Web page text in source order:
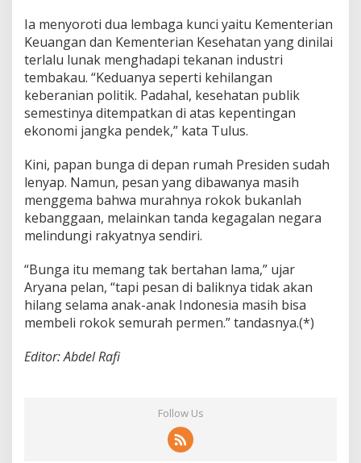
Ia menyoroti dua lembaga kunci yaitu Kementerian
Keuangan dan Kementerian Kesehatan yang dinilai
terlalu lunak menghadapi tekanan industri
tembakau. “Keduanya seperti kehilangan
keberanian politik. Padahal, kesehatan publik
semestinya ditempatkan di atas kepentingan
ekonomi jangka pendek,” kata Tulus.
Kini, papan bunga di depan rumah Presiden sudah
lenyap. Namun, pesan yang dibawanya masih
menggema bahwa murahnya rokok bukanlah
kebanggaan, melainkan tanda kegagalan negara
melindungi rakyatnya sendiri.
“Bunga itu memang tak bertahan lama,” ujar
Aryana pelan, “tapi pesan di baliknya tidak akan
hilang selama anak-anak Indonesia masih bisa
membeli rokok semurah permen.” tandasnya.(*)
Editor: Abdel Rafi
Follow Us